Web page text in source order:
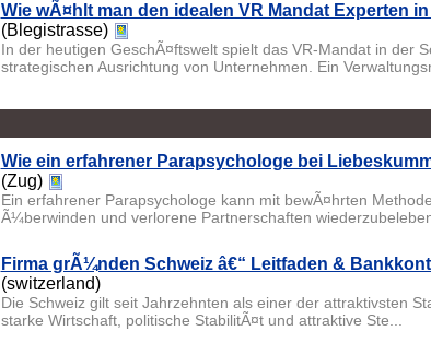
Wie wÃ¤hlt man den idealen VR Mandat Experten
(Blegistrasse)
In der heutigen GeschÃ¤ftswelt spielt das VR-Mandat in der
strategischen Ausrichtung von Unternehmen. Ein
Wie ein erfahrener Parapsychologe bei
(Zug)
Ein erfahrener Parapsychologe kann mit bewÃ¤hrten
Ã¼berwinden und verlorene Partnerschaften
Firma grÃ¼nden Schweiz â€“ Leitfaden &
(switzerland)
Die Schweiz gilt seit Jahrzehnten als einer der attraktivsten
starke Wirtschaft, politische StabilitÃ¤t und attraktive Ste...